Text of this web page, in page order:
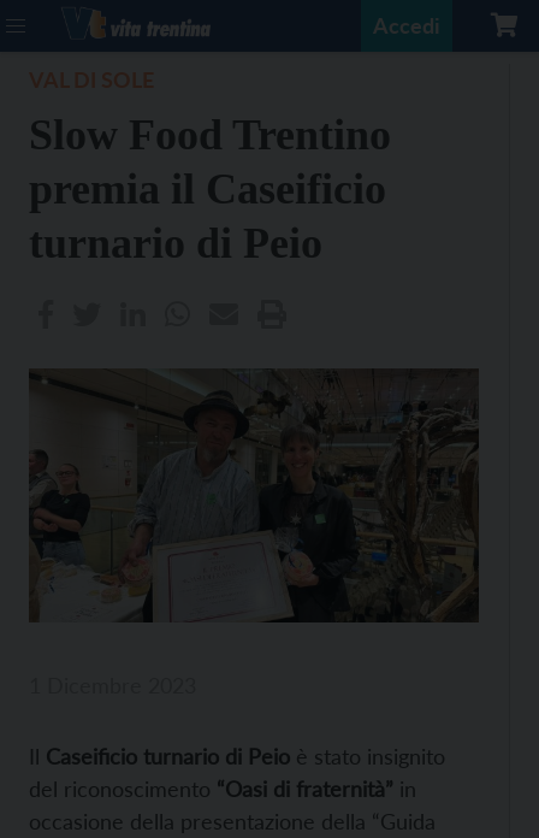
Accedi
Slow Food Trentino
premia il Caseificio
turnario di Peio
Il Caseificio turnario di Peio è stato insignito
del riconoscimento “Oasi di fraternità” in
occasione della presentazione della “Guida